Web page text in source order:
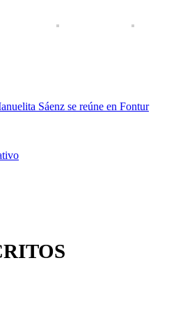
Sáenz se reúne en Fontur